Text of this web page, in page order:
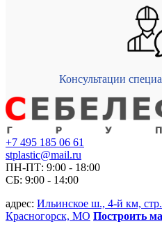
Консультации
+7 495 185 06 61
stplastic@mail.ru
ПН-ПТ: 9:00 - 18:00
СБ: 9:00 - 14:00
адрес: Ильинское ш., 4-й км,
Красногорск, МО Построить